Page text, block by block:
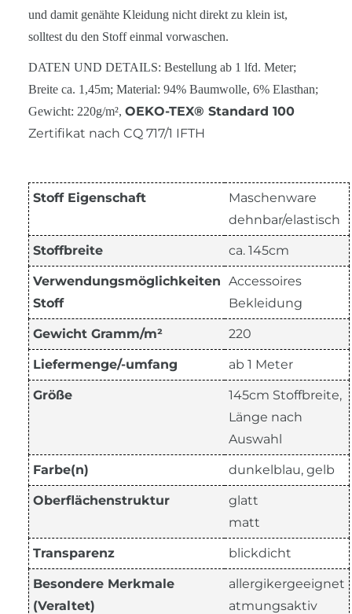
und damit genähte Kleidung nicht direkt zu klein ist,
solltest du den Stoff einmal vorwaschen.
DATEN UND DETAILS: Bestellung ab 1 lfd. Meter;
Breite ca. 1,45m; Material: 94% Baumwolle, 6% Elasthan;
Gewicht: 220g/m², OEKO-TEX® Standard 100
Zertifikat nach CQ 717/1 IFTH
Stoff Eigenschaft
Maschenware
dehnbar/elastisch
Stoffbreite ca. 145cm
Verwendungsmöglichkeiten
Stoff
Accessoires
Bekleidung
Gewicht Gramm/m² 220
Liefermenge/-umfang ab 1 Meter
Größe
145cm Stoffbreite,
Länge nach
Auswahl
Farbe(n) dunkelblau, gelb
Oberflächenstruktur
glatt
matt
Transparenz blickdicht
Besondere Merkmale
(Veraltet)
allergikergeeignet
atmungsaktiv